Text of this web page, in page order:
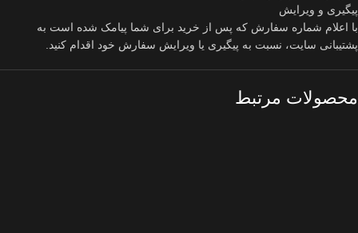
پیگیری و ویرایش
با اعلام شماره سفارش که پس از خرید برای شما پیامک شده است به
پشتیبانی سایت، نسبت به پیگیری یا ویرایش سفارش خود اقدام کنید.
محصولات مرتبط